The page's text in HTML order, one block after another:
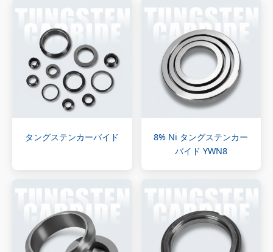
タングステンカーバイド
8% Ni タングステンカー
バイド YWN8